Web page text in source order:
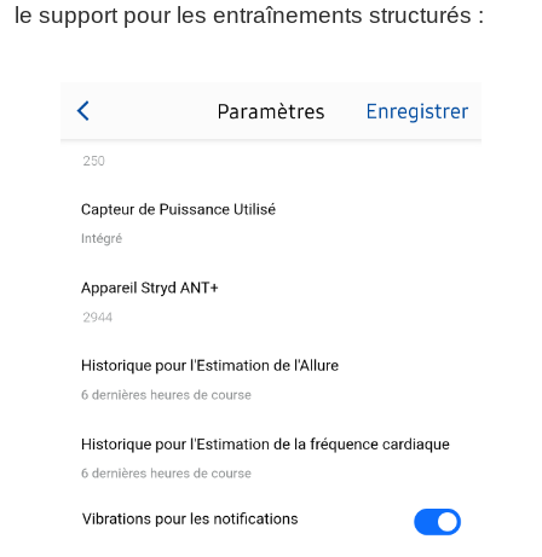
le support pour les entraînements structurés :